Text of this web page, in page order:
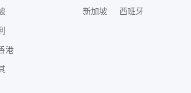
港
新加坡 西班牙